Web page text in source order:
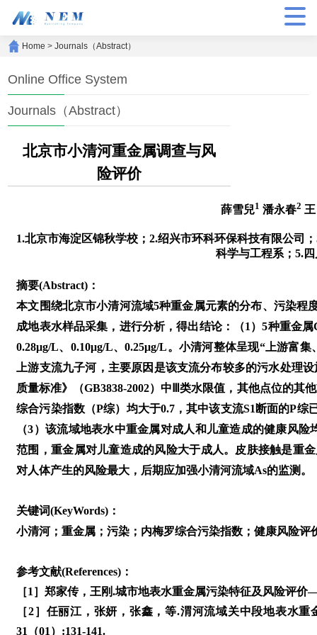
Home >Journals（Abstract）
Online Office System
Journals（Abstract）
北京市小清河重金属调查与风
险评价
薛雪兒1 潘永春2
1.北京市海淀区锦秋学校；2.绍兴市环科环保科技有限公司
科学与工程系；5.
摘要(Abstract)：
本文围绕北京市小清河流域5种重金属元素的分布、污染
成地表水样品采集，进行分析，得出结论：（1）5种重金
0.28μg/L、0.10μg/L、0.25μg/L。小清河整体呈现“上游富
上游支流九子河，主要原因是该支流分布较多的污水处理
质量标准》（GB3838-2002）中Ⅲ类水限值，其他点位的其
综合污染指数（P综）均大于0.7，其中该支流S1断面的P
（3）该流域地表水中重金属对成人和儿童造成的健康风
范围，重金属对儿童造成的风险大于成人。皮肤接触是重
对人体产生的风险最大，后期应加强小清河流域As的监测。
关键词(KeyWords)：
小清河；重金属；污染；内梅罗综合污染指数；健康风险评
参考文献(References)：
［1］郑家传，王刚.城市地表水重金属污染特征及风险评
［2］任丽江，张妍，张鑫，等.渭河流域关中段地表水
31（01）:131-141.